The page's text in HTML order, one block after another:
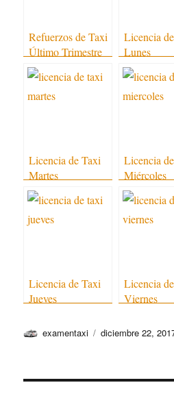
Refuerzos de Taxi
Último Trimestre
2018
Licencia
Lunes
Licencia de Taxi
Martes
Licencia
Miércoles
Licencia de Taxi
Jueves
Licencia
Viernes
Autor
examentaxi
Publicado
diciembre 22,